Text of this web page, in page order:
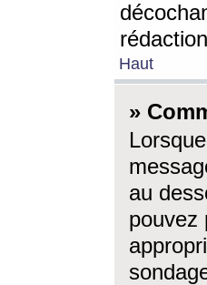
Haut
»
au
pouvez